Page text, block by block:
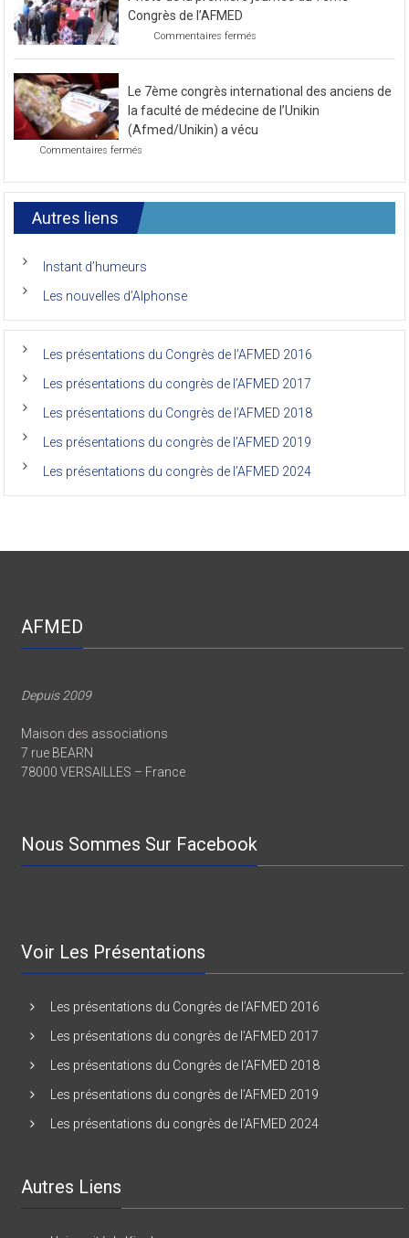
de
2021
Congrès de l’AFMED
Commentaires fermés
première
journée
7ème
l’AFMED
Le 7ème congrès international des anciens de
la faculté de médecine de l’Unikin
(Afmed/Unikin) a vécu
Commentaires fermés
congrès
international
anciens
la
de
de
(Afmed/Unikin)
vécu
Autres liens
Instant d’humeurs
Les nouvelles d’Alphonse
Les présentations du Congrès de l’AFMED 2016
Les présentations du congrès de l’AFMED 2017
Les présentations du Congrès de l’AFMED 2018
Les présentations du congrès de l’AFMED 2019
Les présentations du congrès de l’AFMED 2024
AFMED
Depuis 2009
Maison des associations
7 rue BEARN
78000 VERSAILLES – France
Nous Sommes Sur Facebook
Voir Les Présentations
Les présentations du Congrès de l’AFMED 2016
Les présentations du congrès de l’AFMED 2017
Les présentations du Congrès de l’AFMED 2018
Les présentations du congrès de l’AFMED 2019
Les présentations du congrès de l’AFMED 2024
Autres Liens